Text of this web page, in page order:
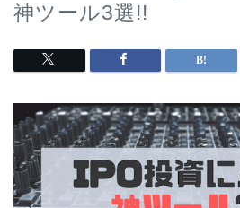
神ツール3選!!